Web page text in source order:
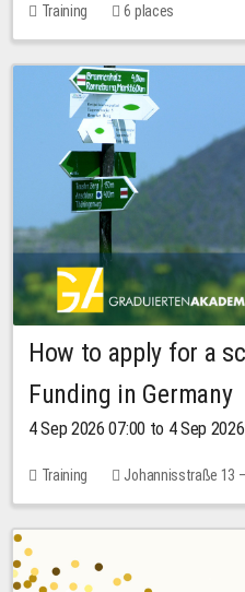
Training 6 places
How to apply for a
Funding in Germany
4 Sep 2026 07:00 to 4 Sep
Training
Johannisstraße 13
7 places
10.00 EUR